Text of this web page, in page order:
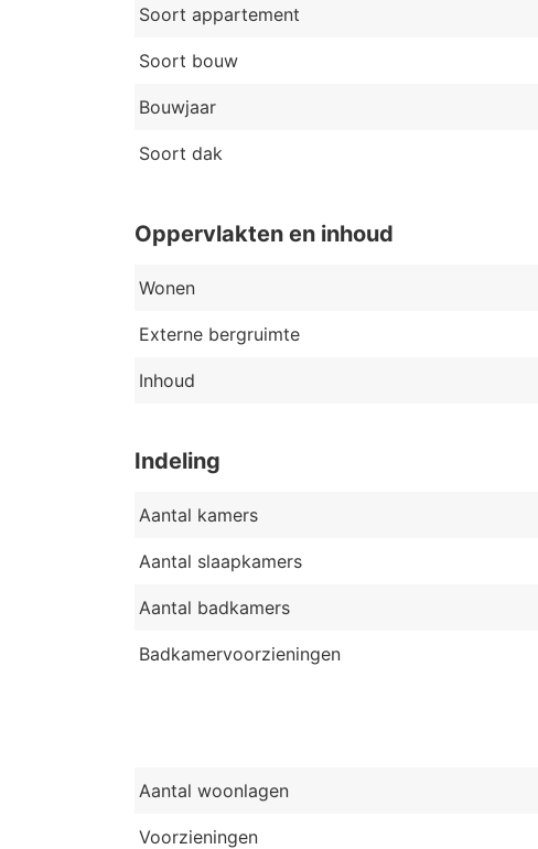
Soort appartement
Soort bouw
Bouwjaar
Soort dak
Oppervlakten en inhoud
Wonen
Externe bergruimte
Inhoud
Indeling
Aantal kamers
Aantal slaapkamers
Aantal badkamers
Badkamervoorzieningen
Aantal woonlagen
Voorzieningen